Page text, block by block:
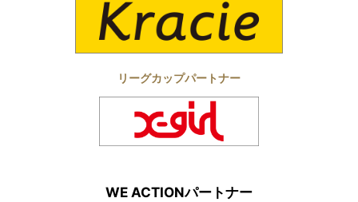
リーグカップパートナー
WE ACTIONパートナー